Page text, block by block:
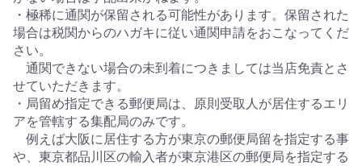
・極稀に通関が保留される可能性があります。保留された
場合は税関からのハガキに従い通関申請をおこなってくだ
さい。
通関できない場合の未到着につきましては当店免責とさ
せていただきます。
・局留め指定できる郵便局は、原則受取人が居住するエリ
アを管轄する集配局のみです。
例えば大阪に居住する方が東京の郵便局留を指定する事
や、東京都品川区の輸入者が東京港区の郵便局を指定する